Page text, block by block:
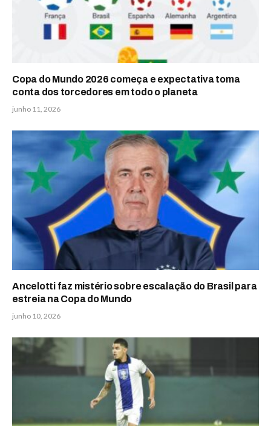
Copa do Mundo 2026 começa e expectativa toma
conta dos torcedores em todo o planeta
junho 11, 2026
Ancelotti faz mistério sobre escalação do Brasil para
estreia na Copa do Mundo
junho 10, 2026